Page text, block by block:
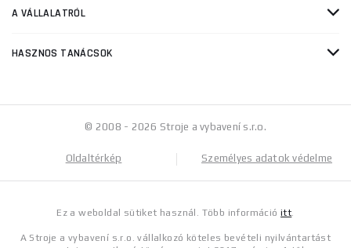
A VÁLLALATRÓL
HASZNOS TANÁCSOK
© 2008 - 2026 Stroje a vybavení s.r.o.
Oldaltérkép Személyes adatok védelme
Ez a weboldal sütiket használ. Több információitt.
A Stroje a vybavení s.r.o. vállalkozó köteles bevételi nyilvántartást